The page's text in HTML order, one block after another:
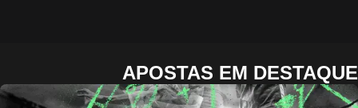
APOSTAS EM DESTAQUE